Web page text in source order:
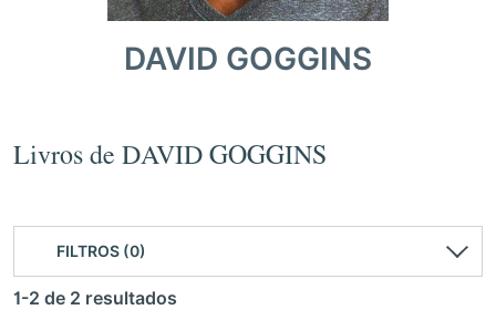
DAVID GOGGINS
Livros de DAVID GOGGINS
FILTROS (0)
1-2 de 2 resultados